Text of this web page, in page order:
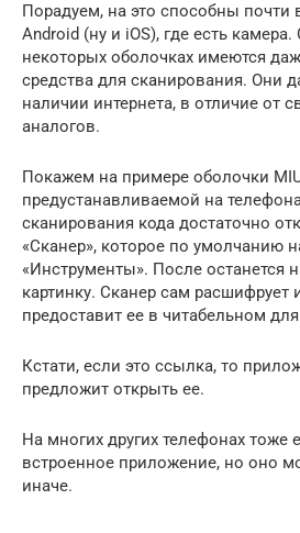
Порадуем, на это способны почти
Android (ну и iOS), где есть
некоторых оболочках имеются
средства для сканирования. Они
наличии интернета, в отличие от
аналогов.
Покажем на примере оболочки
предустанавливаемой на
сканирования кода достаточно
«Сканер», которое по умолчанию
«Инструменты». После останется
картинку. Сканер сам
предоставит ее в читабельном
Кстати, если это ссылка, то
предложит открыть ее.
На многих других телефонах тоже
встроенное приложение, но оно
иначе.